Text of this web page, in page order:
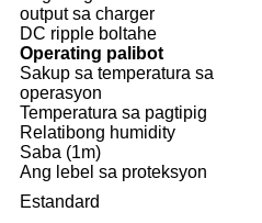
output sa charger
DC ripple boltahe
Operating palibot
Sakup sa temperatura sa
operasyon
Temperatura sa pagtipig
Relatibong humidity
Saba (1m)
Ang lebel sa proteksyon
Estandard